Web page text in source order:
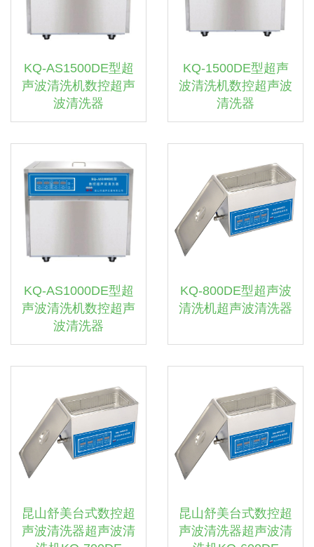
KQ-AS1500DE型超
声波清洗机数控超声
波清洗器
KQ-1500DE型超声
波清洗机数控超声波
清洗器
KQ-AS1000DE型超
声波清洗机数控超声
波清洗器
KQ-800DE型超声波
清洗机超声波清洗器
昆山舒美台式数控超
声波清洗器超声波清
昆山舒美台式数控超
声波清洗器超声波清